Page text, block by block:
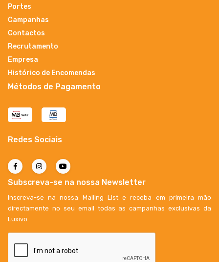
Portes
Campanhas
Contactos
Recrutamento
Empresa
Histórico de Encomendas
Métodos de Pagamento
Redes Sociais
Subscreva-se na nossa Newsletter
Inscreva-se na nossa Mailing List e receba em primeira mão
directamente no seu email todas as campanhas exclusivas da
Luxivo.